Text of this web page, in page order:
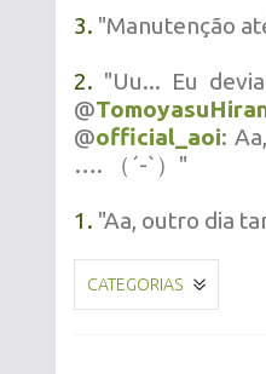
3. "Manutenção
2. "Uu... Eu
@
@official_aoi:
…. （´-`）"
1. "Aa, outro dia
CATEGORIAS